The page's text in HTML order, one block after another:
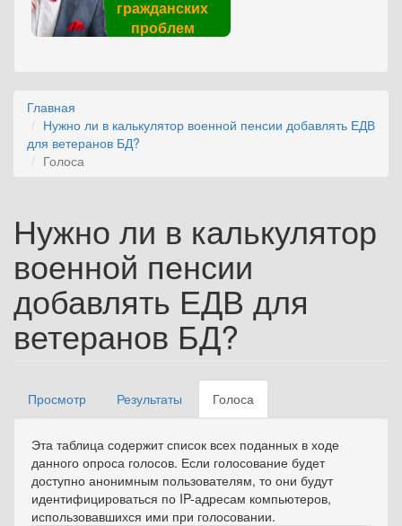
гражданских
проблем
Главная
Нужно ли в калькулятор военной пенсии добавлять ЕДВ
для ветеранов БД?
Голоса
Нужно ли в калькулятор
военной пенсии
добавлять ЕДВ для
ветеранов БД?
Главные вкладки
Просмотр Результаты Голоса
вкладка)
Эта таблица содержит список всех поданных в ходе
данного опроса голосов. Если голосование будет
доступно анонимным пользователям, то они будут
идентифицироваться по IP-адресам компьютеров,
использовавшихся ими при голосовании.